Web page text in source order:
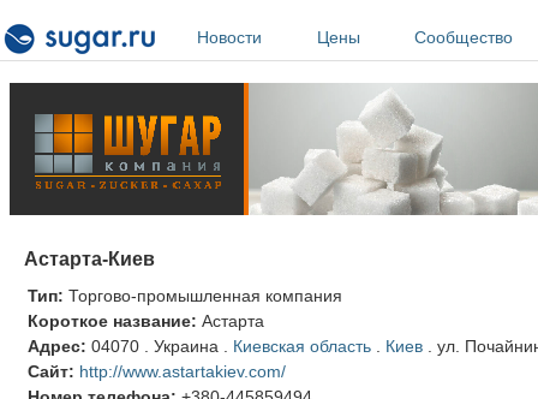
Новости
Цены Сообщество
Астарта-Киев
Тип: Торгово-промышленная компания
Короткое название: Астарта
Адрес: 04070 Украина Киевская область Киев
ул.
Сайт: http://www.astartakiev.com/